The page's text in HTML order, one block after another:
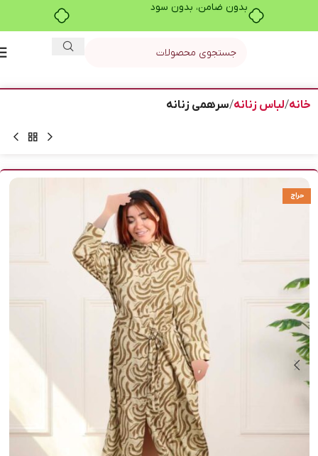
بدون ضامن، بدون سود
خانه لباس زنانه سرهمی زنانه
حراج